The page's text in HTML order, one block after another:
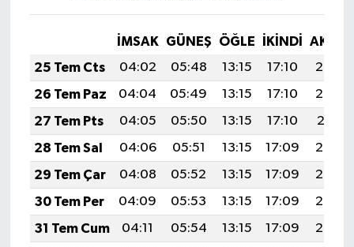
İMSAK GÜNEŞ ÖĞLE İKINDI
25 Tem Cts
04:02 05:48 13:15 17:10
20:33
26 Tem Paz
04:04 05:49 13:15 17:10
20:32
27 Tem Pts
04:05 05:50 13:15 17:10
20:31
28 Tem Sal
04:06 05:51 13:15 17:09
20:30
29 Tem Çar
04:08 05:52 13:15 17:09
20:29
30 Tem Per
04:09 05:53 13:15 17:09
20:28
31 Tem Cum
04:11 05:54 13:15 17:09
20:27